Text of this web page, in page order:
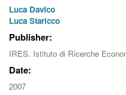
Luca Davico
Luca Staricco
Publisher:
IRES. Istituto di Ricerche
Date:
2007